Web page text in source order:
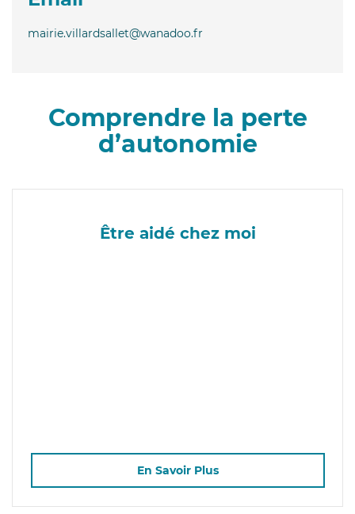
mairie.villardsallet@wanadoo.fr
Comprendre la perte
d’autonomie
Être aidé chez moi
En Savoir Plus